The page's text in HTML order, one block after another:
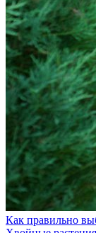
Как правильно